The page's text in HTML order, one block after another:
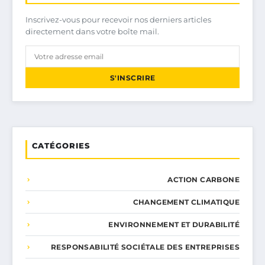
Inscrivez-vous pour recevoir nos derniers articles
directement dans votre boîte mail.
S'INSCRIRE
CATÉGORIES
ACTION CARBONE
CHANGEMENT CLIMATIQUE
ENVIRONNEMENT ET DURABILITÉ
RESPONSABILITÉ SOCIÉTALE DES ENTREPRISES